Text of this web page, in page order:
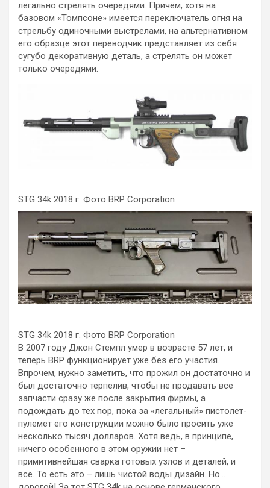
легально стрелять очередями. Причём, хотя на
базовом «Томпсоне» имеется переключатель огня на
стрельбу одиночными выстрелами, на альтернативном
его образце этот переводчик представляет из себя
сугубо декоративную деталь, а стрелять он может
только очередями.
STG 34k 2018 г. Фото BRP Corporation
STG 34k 2018 г. Фото BRP Corporation
В 2007 году Джон Стемпл умер в возрасте 57 лет, и
теперь BRP функционирует уже без его участия.
Впрочем, нужно заметить, что прожил он достаточно и
был достаточно терпелив, чтобы не продавать все
запчасти сразу же после закрытия фирмы, а
подождать до тех пор, пока за «легальный» пистолет-
пулемет его конструкции можно было просить уже
несколько тысяч долларов. Хотя ведь, в принципе,
ничего особенного в этом оружии нет –
примитивнейшая сварка готовых узлов и деталей, и
всё. То есть это – лишь чистой воды дизайн. Но…